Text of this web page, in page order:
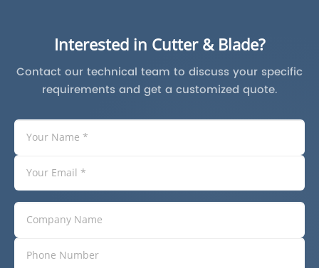
Interested in Cutter & Blade?
Contact our technical team to discuss your specific
requirements and get a customized quote.